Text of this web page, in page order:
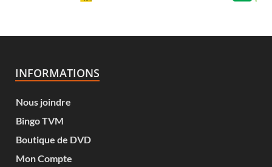
INFORMATIONS
Nous joindre
Bingo TVM
Boutique de DVD
Mon Compte